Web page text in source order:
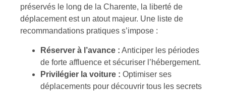
préservés le long de la Charente, la liberté de
déplacement est un atout majeur. Une liste de
recommandations pratiques s’impose :
Réserver à l’avance : Anticiper les périodes
de forte affluence et sécuriser l’hébergement.
Privilégier la voiture : Optimiser ses
déplacements pour découvrir tous les secrets